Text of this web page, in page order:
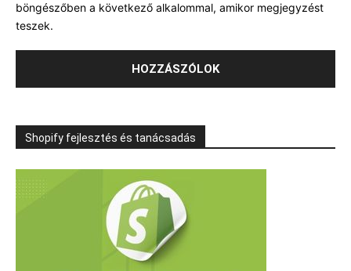
böngészőben a következő alkalommal, amikor megjegyzést
teszek.
Shopify fejlesztés és tanácsadás